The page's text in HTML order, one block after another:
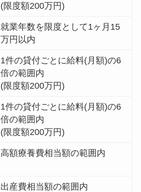
(限度額200万円)
就業年数を限度として1ヶ月15
万円以内
1件の貸付ごとに給料(月額)の6
倍の範囲内
(限度額200万円)
1件の貸付ごとに給料(月額)の6
倍の範囲内
(限度額200万円)
高額療養費相当額の範囲内
出産費相当額の範囲内